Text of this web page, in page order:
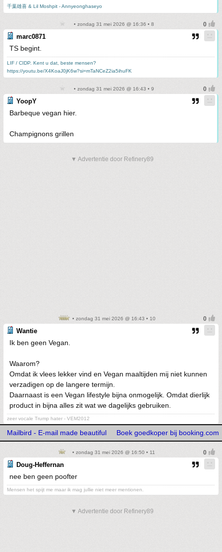
千葉雄喜 & Lil Moshpit - Annyeonghaseyo
• zondag 31 mei 2026 @ 16:36 • 8
marc0871
TS begint.
LIF / CIDP. Kent u dat, beste mensen?
https://youtu.be/X4KoaJ0jK6w?si=mTaNCeZ2ia5ihuFK
• zondag 31 mei 2026 @ 16:43 • 9
YoopY
Barbeque vegan hier.
Champignons grillen
▼ Advertentie door Refinery89
• zondag 31 mei 2026 @ 16:43 • 10
Wantie
Ik ben geen Vegan.
Waarom?
Omdat ik vlees lekker vind en Vegan maaltijden mij niet kunnen
verzadigen op de langere termijn.
Daarnaast is een Vegan lifestyle bijna onmogelijk. Omdat dierlijk
product in bijna alles zit wat we dagelijks gebruiken.
zeer vocale Trump hater - VEM2012
Mailbird - E-mail made beautiful Boek goedkoper bij booking.com
• zondag 31 mei 2026 @ 16:50 • 11
Doug-Heffernan
nee ben geen poofter
Mensen het spijt me maar ik mag jullie niet meer mentionen.
▼ Advertentie door Refinery89